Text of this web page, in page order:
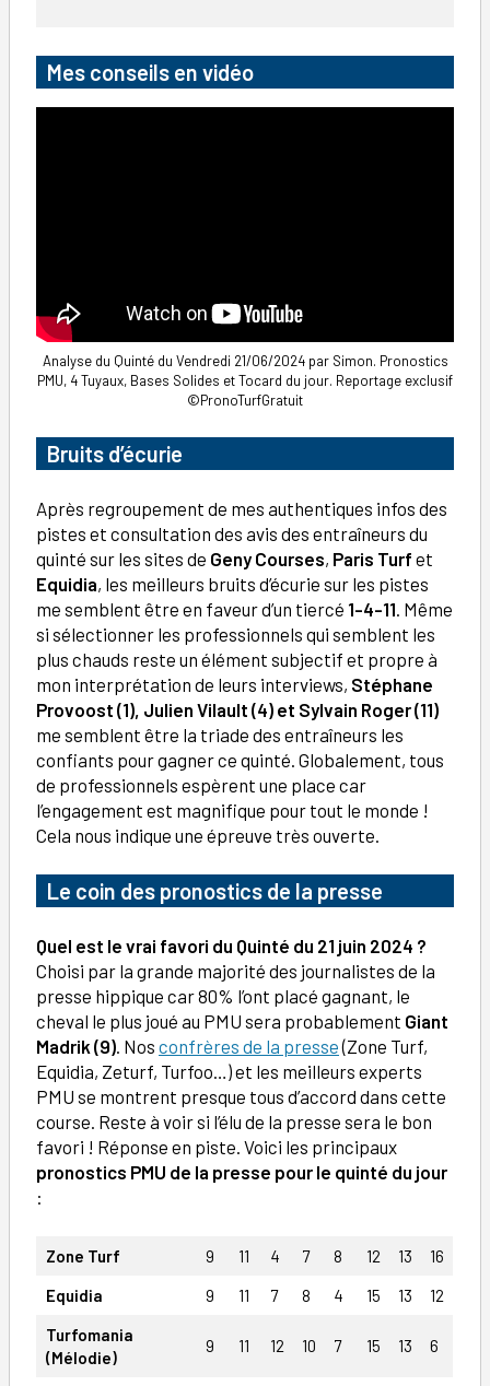
Mes conseils en vidéo
Analyse du Quinté du Vendredi 21/06/2024 par Simon. Pronostics
PMU, 4 Tuyaux, Bases Solides et Tocard du jour. Reportage exclusif
©PronoTurfGratuit
Bruits d’écurie
Après regroupement de mes authentiques infos des
pistes et consultation des avis des entraîneurs du
quinté sur les sites de Geny Courses, Paris Turf et
Equidia, les meilleurs bruits d’écurie sur les pistes
me semblent être en faveur d’un tiercé 1-4-11. Même
si sélectionner les professionnels qui semblent les
plus chauds reste un élément subjectif et propre à
mon interprétation de leurs interviews, Stéphane
Provoost (1), Julien Vilault (4) et Sylvain Roger (11)
me semblent être la triade des entraîneurs les
confiants pour gagner ce quinté. Globalement, tous
de professionnels espèrent une place car
l’engagement est magnifique pour tout le monde !
Cela nous indique une épreuve très ouverte.
Le coin des pronostics de la presse
Quel est le vrai favori du Quinté du 21 juin 2024 ?
Choisi par la grande majorité des journalistes de la
presse hippique car 80% l’ont placé gagnant, le
cheval le plus joué au PMU sera probablement Giant
Madrik (9). Nos confrères de la presse(Zone Turf,
Equidia, Zeturf, Turfoo…) et les meilleurs experts
PMU se montrent presque tous d’accord dans cette
course. Reste à voir si l’élu de la presse sera le bon
favori ! Réponse en piste. Voici les principaux
pronostics PMU de la presse pour le quinté du jour
:
Zone Turf 9 11 4 7 8 12 13
16
Equidia
9 11 7 8 4 15 13
12
Turfomania
(Mélodie)
9 11 12 10 7 15 13 6